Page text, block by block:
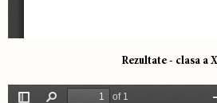
Rezultate - clasa a